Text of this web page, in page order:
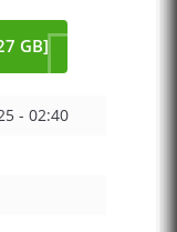
GB]
- 02:40